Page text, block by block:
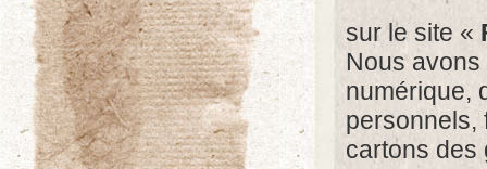
sur le site «
Nous avons
numérique,
personnels,
cartons des